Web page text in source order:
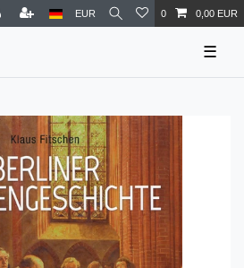
EUR 0 0,00 EUR
☰